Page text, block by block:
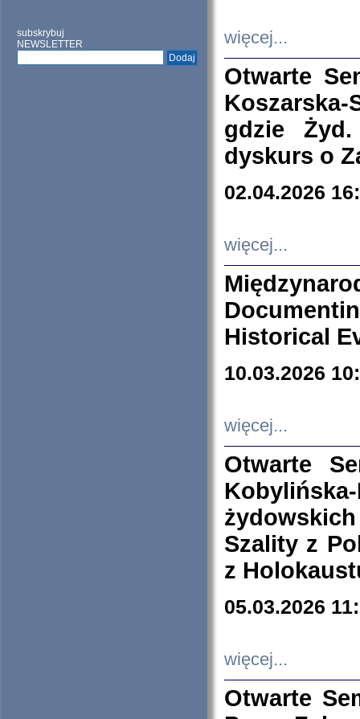
subskrybuj
NEWSLETTER
więcej...
Otwarte
Koszarska-
gdzie
dyskurs o
02.04.2026
więcej...
Historical
10.03.2026
więcej...
Otwarte
Szality z
z
05.03.2026
więcej...
Otwarte